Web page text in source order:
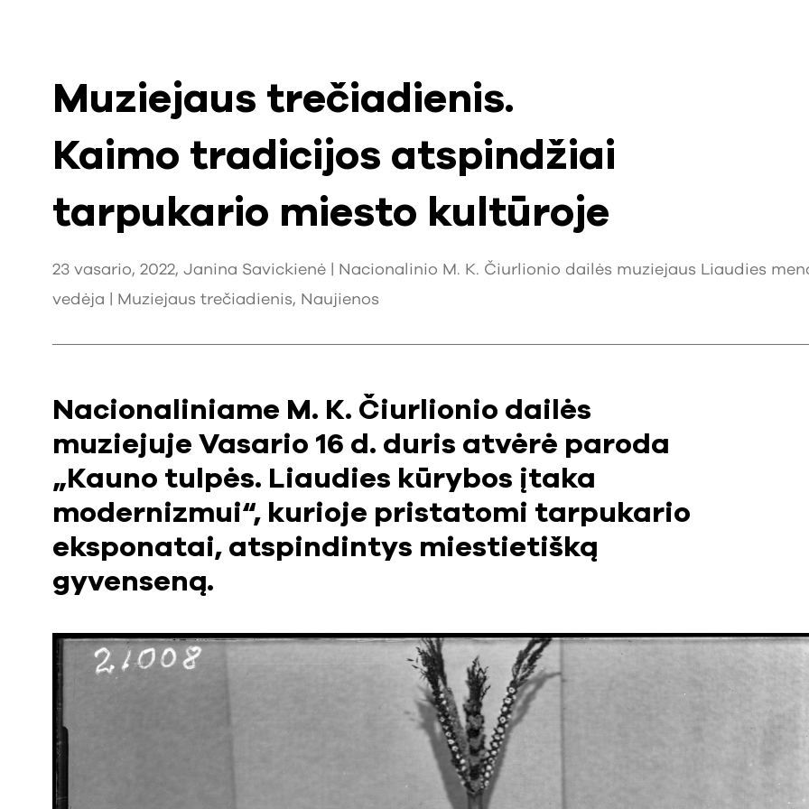
Muziejaus trečiadienis.
Kaimo tradicijos atspindžiai
tarpukario miesto kultūroje
23 vasario, 2022, Janina Savickienė | Nacionalinio M. K. Čiurlionio dailės muziejaus Liaudies
vedėja |
Muziejaus trečiadienis, Naujienos
Nacionaliniame M. K. Čiurlionio dailės
muziejuje Vasario 16 d. duris atvėrė paroda
„Kauno tulpės. Liaudies kūrybos įtaka
modernizmui“, kurioje pristatomi tarpukario
eksponatai, atspindintys miestietišką
gyvenseną.